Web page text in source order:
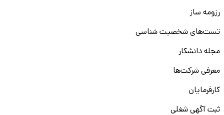
رزومه ساز
تست‌های شخصیت شناسی
مجله دانشکار
معرفی شرکت‌ها
کارفرمایان
ثبت آگهی شغلی